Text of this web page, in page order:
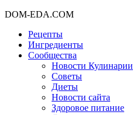
DOM-EDA.COM
Рецепты
Ингредиенты
Сообщества
Новости Кулинарии
Советы
Диеты
Новости сайта
Здоровое питание